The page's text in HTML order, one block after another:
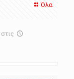
Όλα
στις